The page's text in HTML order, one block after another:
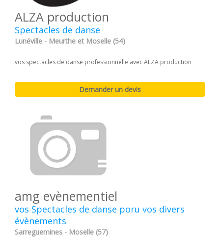
ALZA production
Spectacles de danse
Lunéville - Meurthe et Moselle (54)
vos spectacles de danse professionnelle avec ALZA production
amg evènementiel
vos Spectacles de danse poru vos divers
évènements
Sarreguemines - Moselle (57)